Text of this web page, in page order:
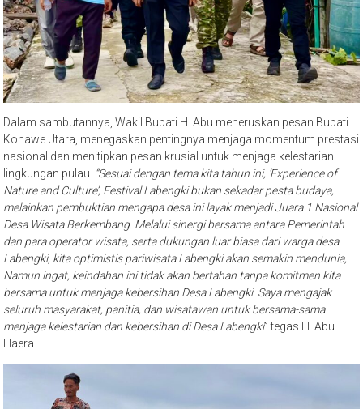
Dalam sambutannya, Wakil Bupati H. Abu meneruskan pesan Bupati
Konawe Utara, menegaskan pentingnya menjaga momentum prestasi
nasional dan menitipkan pesan krusial untuk menjaga kelestarian
lingkungan pulau. “Sesuai dengan tema kita tahun ini, ‘Experience of
Nature and Culture’, Festival Labengki bukan sekadar pesta budaya,
melainkan pembuktian mengapa desa ini layak menjadi Juara 1 Nasional
Desa Wisata Berkembang. Melalui sinergi bersama antara Pemerintah
dan para operator wisata, serta dukungan luar biasa dari warga desa
Labengki, kita optimistis pariwisata Labengki akan semakin mendunia,
Namun ingat, keindahan ini tidak akan bertahan tanpa komitmen kita
bersama untuk menjaga kebersihan Desa Labengki. Saya mengajak
seluruh masyarakat, panitia, dan wisatawan untuk bersama-sama
menjaga kelestarian dan kebersihan di Desa Labengki” tegas H. Abu
Haera.